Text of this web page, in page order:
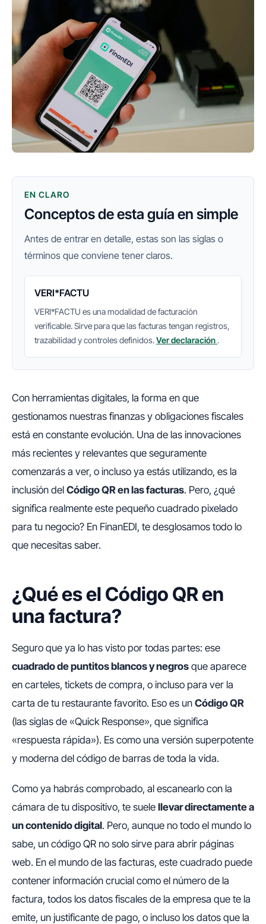
EN CLARO
Conceptos de esta guía en simple
Antes de entrar en detalle, estas son las siglas o
términos que conviene tener claros.
VERI*FACTU
VERI*FACTU es una modalidad de facturación
verificable. Sirve para que las facturas tengan registros,
trazabilidad y controles definidos.Ver declaración .
Con herramientas digitales, la forma en que
gestionamos nuestras finanzas y obligaciones fiscales
está en constante evolución. Una de las innovaciones
más recientes y relevantes que seguramente
comenzarás a ver, o incluso ya estás utilizando, es la
inclusión del Código QR en las facturas. Pero, ¿qué
significa realmente este pequeño cuadrado pixelado
para tu negocio? En FinanEDI, te desglosamos todo lo
que necesitas saber.
¿Qué es el Código QR en
una factura?
Seguro que ya lo has visto por todas partes: ese
cuadrado de puntitos blancos y negros que aparece
en carteles, tickets de compra, o incluso para ver la
carta de tu restaurante favorito. Eso es un Código QR
(las siglas de «Quick Response», que significa
«respuesta rápida»). Es como una versión superpotente
y moderna del código de barras de toda la vida.
Como ya habrás comprobado, al escanearlo con la
cámara de tu dispositivo, te suele llevar directamente a
un contenido digital. Pero, aunque no todo el mundo lo
sabe, un código QR no solo sirve para abrir páginas
web. En el mundo de las facturas, este cuadrado puede
contener información crucial como el número de la
factura, todos los datos fiscales de la empresa que te la
emite, un justificante de pago, o incluso los datos que la